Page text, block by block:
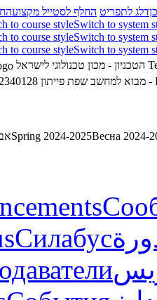
דלג לתפריט החלף לסטייל מקצוע
to course styleSwitch to system
to course styleSwitch to system
to course styleSwitch to system
02340128 - מבוא למחשב שפת פייתון
אביבSpring 2024-2025Весна 2024-
Силабус